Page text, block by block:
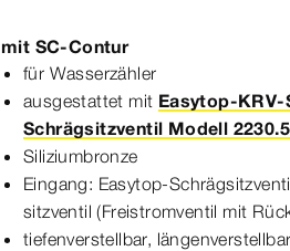
mit SC‑Contur
für Wasser­zähler
ausgestattet mit Easytop-
Schrägsitzventil Modell
Siliziumbronze
Eingang: Easytop-​Schräg­sitz
sitzventil (Freistromventil mit
tiefenverstellbar,